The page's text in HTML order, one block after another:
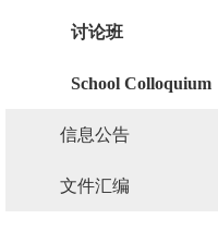
讨论班
School Colloquium
信息公告
文件汇编